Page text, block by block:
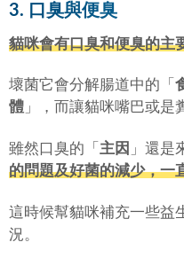
3. 口臭與便臭
貓咪會有口臭和便臭的主
壞菌它會分解腸道中的「
體 」，而讓貓咪嘴巴或是
雖然口臭的「 主因 」還是
的問題及好菌的減少，一
這時候幫貓咪補充一些益
況。